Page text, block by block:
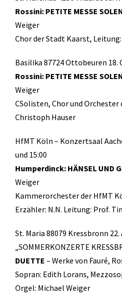
Rossini: PETITE MESSE
Weiger
Chor der Stadt Kaarst,
Basilika 87724 Ottobeuren 18.
Rossini: PETITE MESSE
Weiger
CSolisten, Chor und
Christoph Hauser
HfMT Köln – Konzertsaal
und 15:00
Humperdinck: HÄNSEL UND
Weiger
Kammerorchester der HfMT
Erzähler: N.N. Leitung: Prof.
St. Maria 88079 Kressbronn 22.
„SOMMERKONZERTE
DUETTE – Werke von Fauré,
Sopran: Edith Lorans,
Orgel: Michael Weiger